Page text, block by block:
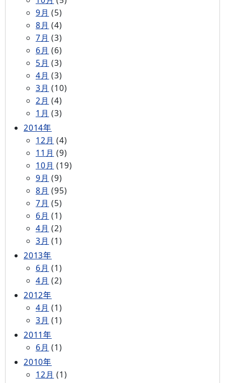
9月 (5)
8月 (4)
7月 (3)
6月 (6)
5月 (3)
4月 (3)
3月 (10)
2月 (4)
1月 (3)
2014年
12月 (4)
11月 (9)
10月 (19)
9月 (9)
8月 (95)
7月 (5)
6月 (1)
4月 (2)
3月 (1)
2013年
6月 (1)
4月 (2)
2012年
4月 (1)
3月 (1)
2011年
6月 (1)
2010年
12月 (1)